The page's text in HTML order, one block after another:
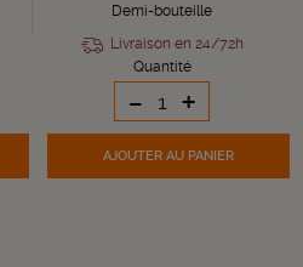
Demi-bouteille
Livraison en 24/72h
Quantité
- +
AJOUTER AU PANIER